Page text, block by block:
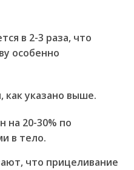
в 2-3 раза, что
особенно
как указано выше.
на 20-30% по
в тело.
что прицеливание